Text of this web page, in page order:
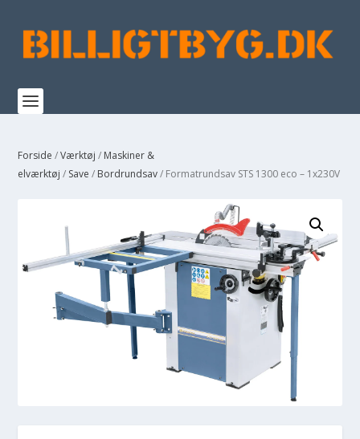
Forside /Værktøj / Maskiner &
elværktøj / Save / Bordrundsav/ Formatrundsav STS 1300 eco – 1x230V